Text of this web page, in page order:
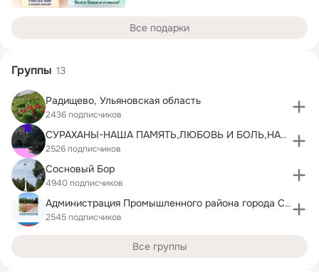
Все подарки
Группы 13
Радищево, Ульяновская область
2436 подписчиков
СУРАХАНЫ-НАША ПАМЯТЬ,ЛЮБОВЬ И БОЛЬ,НАШИ ПЕРВЫЕ ША-
2526 подписчиков
Сосновый Бор
4940 подписчиков
Администрация Промышленного района города Самара
2545 подписчиков
Все группы